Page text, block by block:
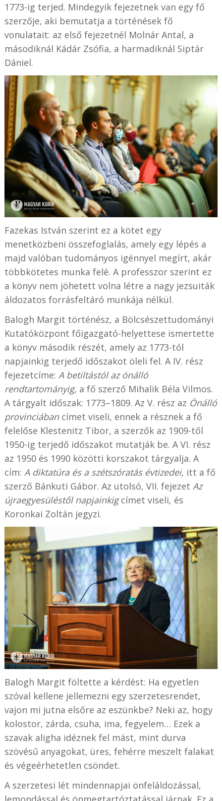
1773-ig terjed. Mindegyik fejezetnek van egy fő
szerzője, aki bemutatja a történések fő
vonulatait: az első fejezetnél Molnár Antal, a
másodiknál Kádár Zsófia, a harmadiknál Siptár
Dániel.
Fazekas István szerint ez a kötet egy
menetközbeni összefoglalás, amely egy lépés a
majd valóban tudományos igénnyel megírt, akár
többkötetes munka felé. A professzor szerint ez
a könyv nem jöhetett volna létre a nagy jezsuiták
áldozatos forrásfeltáró munkája nélkül.
Balogh Margit történész, a Bölcsészettudományi
Kutatóközpont főigazgató-helyettese ismertette
a könyv második részét, amely az 1773-tól
napjainkig terjedő időszakot öleli fel. A IV. rész
fejezetcíme: A betiltástól az önálló
rendtartományig, a fő szerző Mihalik Béla Vilmos.
A tárgyalt időszak: 1773–1809. Az V. rész az Önálló
provinciábancímet viseli, ennek a résznek a fő
felelőse Klestenitz Tibor, a szerzők az 1909-től
1950-ig terjedő időszakot mutatják be. A VI. rész
az 1950 és 1990 közötti korszakot tárgyalja. A
cím: A diktatúra és a szétszóratás évtizedei, itt a fő
szerző Bánkuti Gábor. Az utolsó, VII. fejezet Az
újraegyesüléstől napjainkigcímet viseli, és
Koronkai Zoltán jegyzi.
Balogh Margit föltette a kérdést: Ha egyetlen
szóval kellene jellemezni egy szerzetesrendet,
vajon mi jutna elsőre az eszünkbe? Neki az, hogy
kolostor, zárda, csuha, ima, fegyelem… Ezek a
szavak aligha idéznek fel mást, mint durva
szövésű anyagokat, üres, fehérre meszelt falakat
és végeérhetetlen csöndet.
A szerzetesi lét mindennapjai önfeláldozással,